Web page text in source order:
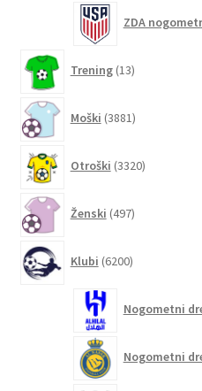
ZDA
Trening 13izdelkov
Moški 3881izdelkov
Otroški 3320izdelkov
Ženski 497izdelkov
Klubi 6200izdelkov
Nogometni
Nogometni